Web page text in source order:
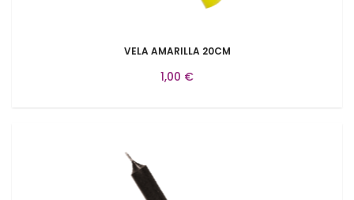
VELA AMARILLA 20CM
1,00 €